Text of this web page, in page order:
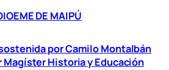
DE MAIPÚ
por Camilo Montalbán
Magíster Historia y Educación